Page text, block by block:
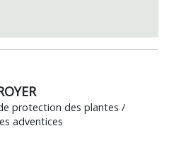
protection des plantes /
adventices